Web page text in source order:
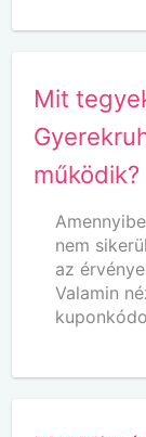
Mit
működik?
nem
az
Valamin